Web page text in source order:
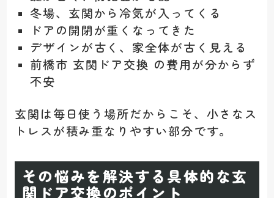
冬場、玄関から冷気が入ってくる
ドアの開閉が重くなってきた
デザインが古く、家全体が古く見える
前橋市 玄関ドア交換 の費用が分からず
不安
玄関は毎日使う場所だからこそ、小さなス
トレスが積み重なりやすい部分です。
その悩みを解決する具体的な玄
関ドア交換のポイント